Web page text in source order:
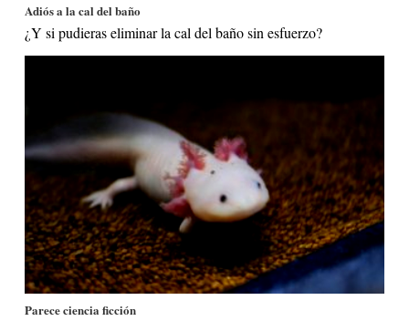
Adiós a la cal del baño
¿Y si pudieras eliminar la cal del baño sin esfuerzo?
Parece ciencia ficción